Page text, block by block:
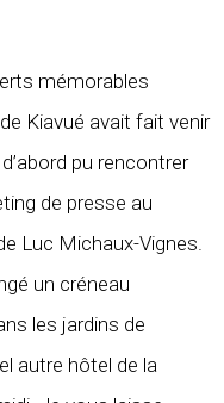
mémorables
Kiavué avait fait venir
pu rencontrer
de presse au
Luc Michaux-Vignes.
un créneau
les jardins de
autre hôtel de la